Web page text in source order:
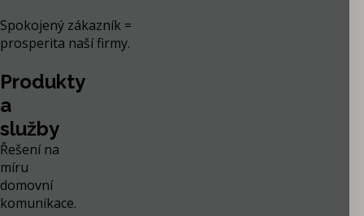
Spokojený zákazník =
prosperita naší firmy.
Produkty
a
služby
Řešení na
míru
domovní
komunikace.